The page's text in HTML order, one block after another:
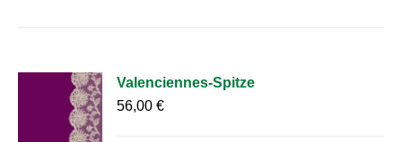
Valenciennes-Spitze
56,00€